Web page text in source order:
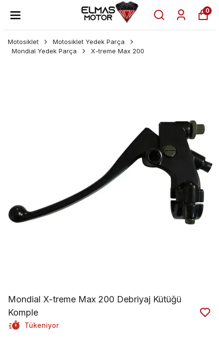
0
Motosiklet
Motosiklet Yedek Parça
Mondial Yedek Parça
X-treme Max 200
Mondial X-treme Max 200 Debriyaj Kütüğü
Komple
Tükeniyor